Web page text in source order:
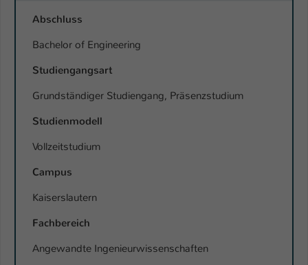
Abschluss
Bachelor of Engineering
Studiengangsart
Grundständiger Studiengang, Präsenzstudium
Studienmodell
Vollzeitstudium
Campus
Kaiserslautern
Fachbereich
Angewandte Ingenieurwissenschaften
Zweck
Einstellungen. Unter anderem eine zufällig
Einstellungen, falls der Webseiten-
Betreiber dies eingestellt hat.
Laufzeit
Zweck
Dieses Cookie ist ein Standard-Session-
kann der eingeloggte Benutzer
wiedererkannt werden und es wird ihm